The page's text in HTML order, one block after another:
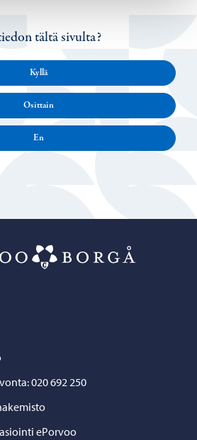
tältä sivulta?
Kyllä
Osittain
En
020 692 250
ePorvoo